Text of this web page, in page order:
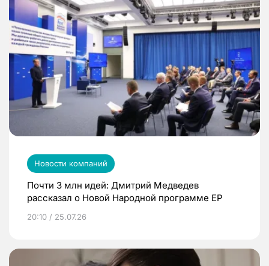
Новости компаний
Почти 3 млн идей: Дмитрий Медведев
рассказал о Новой Народной программе ЕР
20:10 / 25.07.26